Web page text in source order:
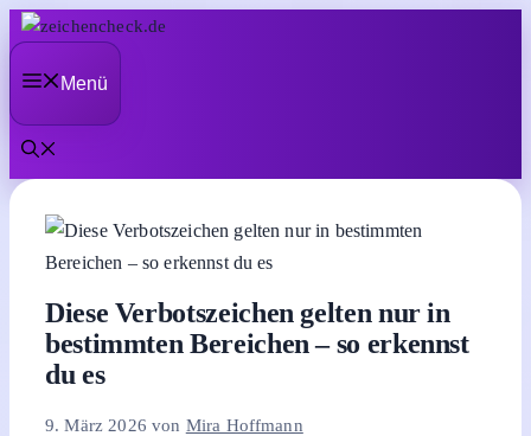
Zum
Inhalt
springenMenü
Diese Verbotszeichen gelten nur in
bestimmten Bereichen – so erkennst
du es
9. März 2026 von Mira Hoffmann